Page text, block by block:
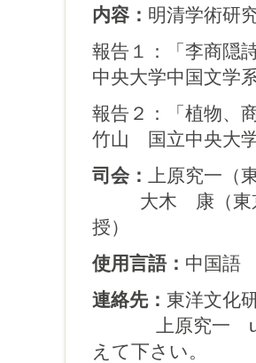
内容： 明清学術研
報告１：「李商隠
中央大学中国文学
報告２：「植物、
竹山 国立中央大
司会： 上原究一（
大木 康（東京
授）
使用言語： 中国語
連絡先： 東洋文化
上原究一
えて下さい。